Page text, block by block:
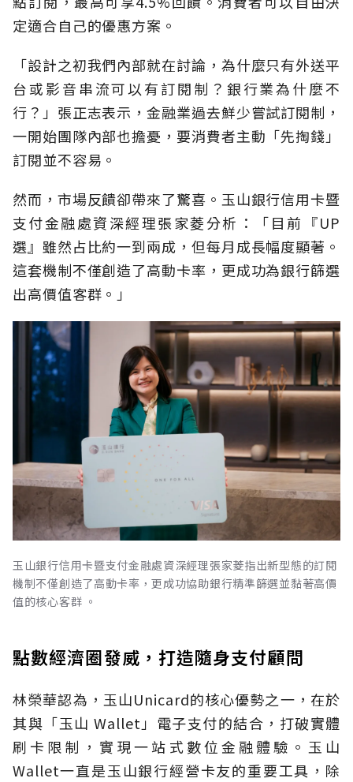
定適合自己的優惠方案。
「設計之初我們內部就在討論，為什麼只有外送平
台或影音串流可以有訂閱制？銀行業為什麼不
行？」張正志表示，金融業過去鮮少嘗試訂閱制，
一開始團隊內部也擔憂，要消費者主動「先掏錢」
訂閱並不容易。
然而，市場反饋卻帶來了驚喜。玉山銀行信用卡暨
支付金融處資深經理張家菱分析：「目前『UP
選』雖然占比約一到兩成，但每月成長幅度顯著。
這套機制不僅創造了高動卡率，更成功為銀行篩選
出高價值客群。」
玉山銀行信用卡暨支付金融處資深經理張家菱指出新型態的訂閱
機制不僅創造了高動卡率，更成功協助銀行精準篩選並黏著高價
值的核心客群 。
點數經濟圈發威，打造隨身支付顧問
林榮華認為，玉山Unicard的核心優勢之一，在於
其與「玉山 Wallet」電子支付的結合，打破實體
刷卡限制，實現一站式數位金融體驗。玉山
Wallet一直是玉山銀行經營卡友的重要工具，除